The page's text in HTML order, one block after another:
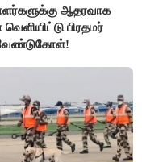
ஆதரவாக
பிரதமர்